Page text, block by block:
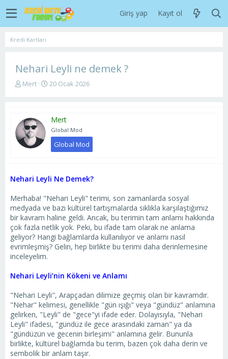
Giriş yap Kayıt ol
Kredi Kartları
Nehari Leyli ne demek ?
K
y
u
b
a
t
n
Mert
B
a
n
g
a
r
h
i
20 Ocak 2026
Mert
Global Mod
Global Mod
Nehari Leyli Ne Demek?
Merhaba! "Nehari Leyli" terimi, son zamanlarda sosyal
medyada ve bazı kültürel tartışmalarda sıklıkla karşılaştığımız
bir kavram haline geldi. Ancak, bu terimin tam anlamı hakkında
çok fazla netlik yok. Peki, bu ifade tam olarak ne anlama
geliyor? Hangi bağlamlarda kullanılıyor ve anlamı nasıl
evrimleşmiş? Gelin, hep birlikte bu terimi daha derinlemesine
inceleyelim.
Nehari Leyli’nin Kökeni ve Anlamı
"Nehari Leyli", Arapçadan dilimize geçmiş olan bir kavramdır.
"Nehar" kelimesi, genellikle "gün ışığı" veya "gündüz" anlamına
gelirken, "Leyli" de "gece"yi ifade eder. Dolayısıyla, "Nehari
Leyli" ifadesi, "gündüz ile gece arasındaki zaman" ya da
"gündüzün ve gecenin birleşimi" anlamına gelir. Bununla
birlikte, kültürel bağlamda bu terim, bazen çok daha derin ve
sembolik bir anlam taşır.